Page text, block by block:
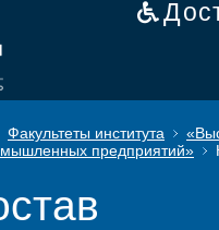
Факультеты института
предприятий»